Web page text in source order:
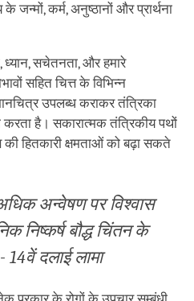
के जन्मों, कर्म, अनुष्ठानों और प्रार्थना
ध्यान, सचेतनता, और हमारे
सहित चित्त के विभिन्न
उपलब्ध कराकर तंत्रिका
है। सकारात्मक तंत्रिकीय पथों
हितकारी क्षमताओं को बढ़ा सकते
अन्वेषण पर विश्वास
निष्कर्ष बौद्ध चिंतन के
दलाई लामा